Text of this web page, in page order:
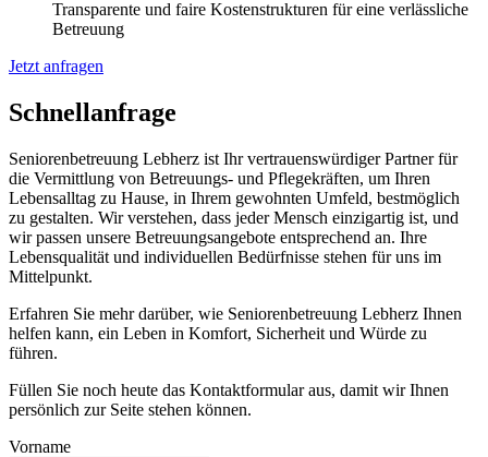
Transparente und faire Kostenstrukturen für eine verlässliche
Betreuung
Jetzt anfragen
Schnell­anfrage
Seniorenbetreuung Lebherz ist Ihr vertrauenswürdiger Partner für
die Vermittlung von Betreuungs- und Pflegekräften, um Ihren
Lebensalltag zu Hause, in Ihrem gewohnten Umfeld, bestmöglich
zu gestalten. Wir verstehen, dass jeder Mensch einzigartig ist, und
wir passen unsere Betreuungsangebote entsprechend an. Ihre
Lebensqualität und individuellen Bedürfnisse stehen für uns im
Mittelpunkt.
Erfahren Sie mehr darüber, wie Seniorenbetreuung Lebherz Ihnen
helfen kann, ein Leben in Komfort, Sicherheit und Würde zu
führen.
Füllen Sie noch heute das Kontaktformular aus, damit wir Ihnen
persönlich zur Seite stehen können.
Vorname